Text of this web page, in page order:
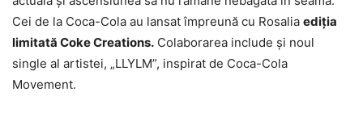
Cei de la Coca-Cola au lansat împreună cu Rosalia ediţia
limitată Coke Creations. Colaborarea include şi noul
single al artistei, „LLYLM”, inspirat de Coca-Cola
Movement.